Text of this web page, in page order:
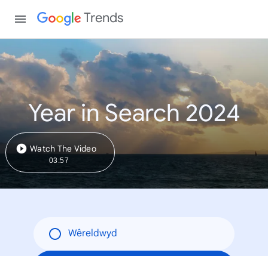
Trends
Year in Search 2024
Watch The Video
03:57
Wêreldwyd